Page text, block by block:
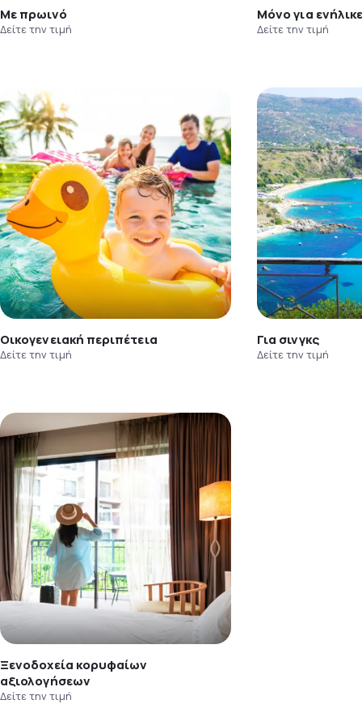
Με πρωινό
Δείτε την τιμή
Μόνο για
Δείτε την τιμή
Οικογενειακή περιπέτεια
Δείτε την τιμή
Για σινγκς
Δείτε την τιμή
Ξενοδοχεία κορυφαίων
αξιολογήσεων
Δείτε την τιμή